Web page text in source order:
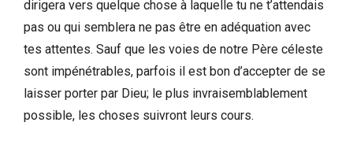
dirigera vers quelque chose à laquelle tu ne t’attendais
pas ou qui semblera ne pas être en adéquation avec
tes attentes. Sauf que les voies de notre Père céleste
sont impénétrables, parfois il est bon d’accepter de se
laisser porter par Dieu; le plus invraisemblablement
possible, les choses suivront leurs cours.